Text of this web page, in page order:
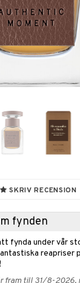
SKRIV RECENSION
fynden
fynda under vår
reapriser
fram till 31/8-2026,